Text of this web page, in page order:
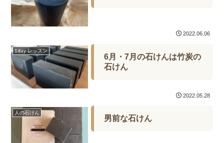
2022.06.06
1day レッスン
6月・7月の石けんは竹炭の
石けん
2022.05.28
人の石けん
男前な石けん